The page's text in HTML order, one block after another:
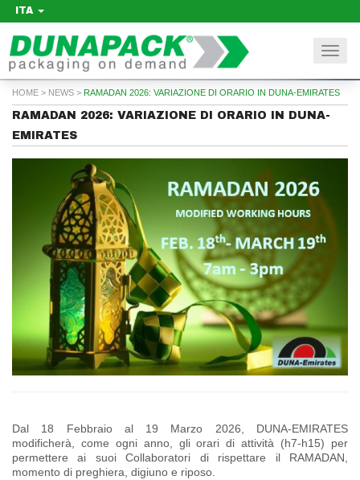
ITA
HOME > NEWS > RAMADAN 2026: VARIAZIONE DI ORARIO IN DUNA-EMIRATES
RAMADAN 2026: VARIAZIONE DI ORARIO IN DUNA-
EMIRATES
Dal 18 Febbraio al 19 Marzo 2026, DUNA-EMIRATES
modificherà, come ogni anno, gli orari di attività (h7-h15) per
permettere ai suoi Collaboratori di rispettare il RAMADAN,
momento di preghiera, digiuno e riposo.